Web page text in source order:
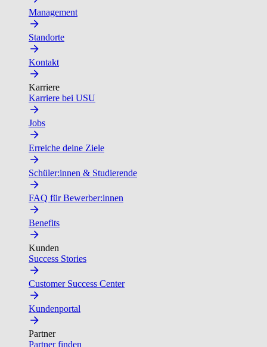
Management
Standorte
Kontakt
Karriere
Karriere bei USU
Jobs
Erreiche deine Ziele
Schüler:innen & Studierende
FAQ für Bewerber:innen
Benefits
Kunden
Success Stories
Customer Success Center
Kundenportal
Partner
Partner finden